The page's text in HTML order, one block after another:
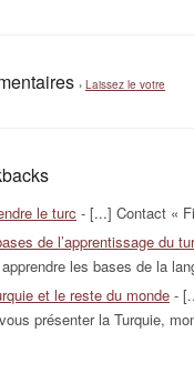
› Laissez le votre
le turc - [...] Contact «
de l’apprentissage du
les bases de la
et le reste du monde -
présenter la Turquie,